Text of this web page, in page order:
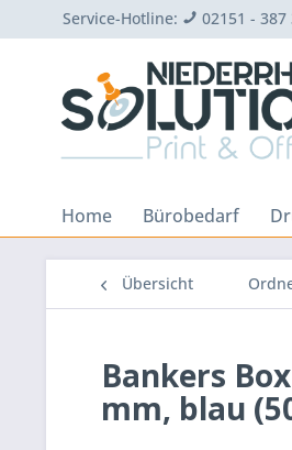
Service-Hotline: 02151 - 387
Home Bürobedarf
Übersicht
Bankers
mm, blau